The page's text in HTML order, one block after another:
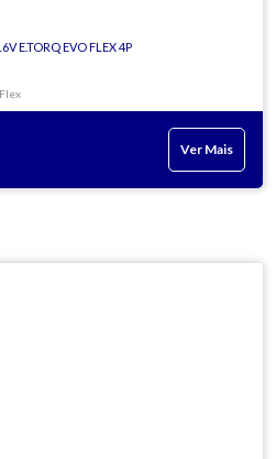
E.TORQ EVO FLEX 4P
Flex
Ver Mais